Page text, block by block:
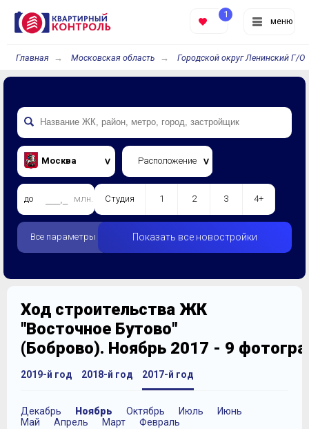
меню
1
Главная Московская область Городской округ Ленинский Г/О
Москва Расположение
до млн. Студия 1 2 3 4+
Все параметры Показать все новостройки
Ход строительства ЖК
"Восточное Бутово"
(Боброво). Ноябрь 2017 - 9
2019-й год 2018-й год 2017-й год
Декабрь Ноябрь Октябрь Июль
Июнь
Май
Апрель Март Февраль